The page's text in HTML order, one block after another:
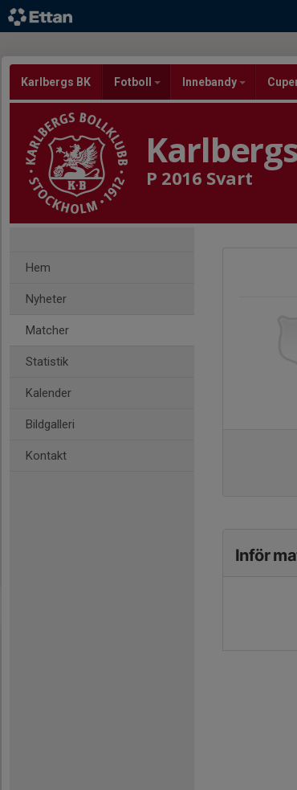
Karlbergs BK Fotboll Innebandy
P 2016 Svart
Hem
Nyheter
Matcher
Statistik
Kalender
Bildgalleri
Kontakt
Inför